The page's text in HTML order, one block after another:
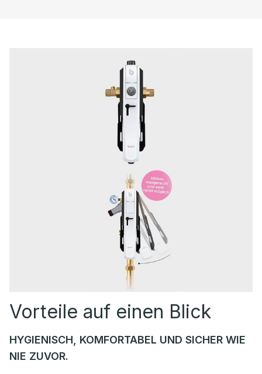
Vorteile auf einen Blick
HYGIENISCH, KOMFORTABEL UND SICHER WIE
NIE ZUVOR.